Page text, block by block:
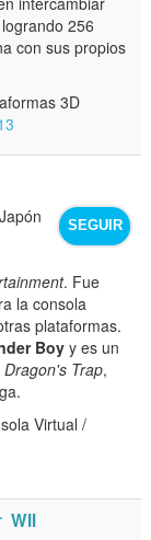
256
con sus propios
3D
SEGUIR
. Fue
la consola
plataformas.
Boy y es un
Trap,
Virtual /
WII